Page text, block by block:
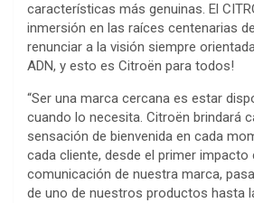
características más genuinas. El
inmersión en las raíces centenarias
renunciar a la visión siempre
ADN, y esto es Citroën para todos!
“Ser una marca cercana es estar
cuando lo necesita. Citroën brindará
sensación de bienvenida en cada
cada cliente, desde el primer impacto
comunicación de nuestra marca,
de uno de nuestros productos hasta